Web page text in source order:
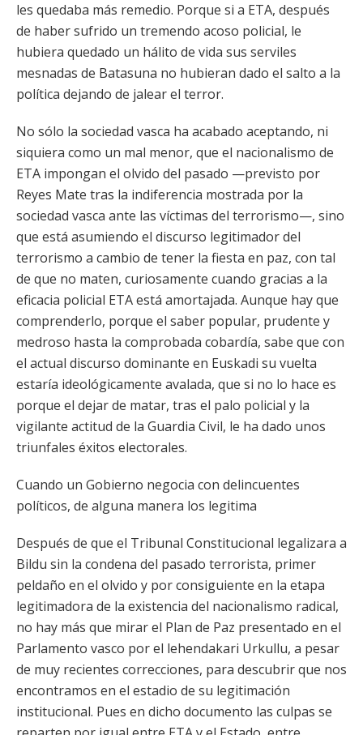
les quedaba más remedio. Porque si a ETA, después
de haber sufrido un tremendo acoso policial, le
hubiera quedado un hálito de vida sus serviles
mesnadas de Batasuna no hubieran dado el salto a la
política dejando de jalear el terror.
No sólo la sociedad vasca ha acabado aceptando, ni
siquiera como un mal menor, que el nacionalismo de
ETA impongan el olvido del pasado —previsto por
Reyes Mate tras la indiferencia mostrada por la
sociedad vasca ante las víctimas del terrorismo—, sino
que está asumiendo el discurso legitimador del
terrorismo a cambio de tener la fiesta en paz, con tal
de que no maten, curiosamente cuando gracias a la
eficacia policial ETA está amortajada. Aunque hay que
comprenderlo, porque el saber popular, prudente y
medroso hasta la comprobada cobardía, sabe que con
el actual discurso dominante en Euskadi su vuelta
estaría ideológicamente avalada, que si no lo hace es
porque el dejar de matar, tras el palo policial y la
vigilante actitud de la Guardia Civil, le ha dado unos
triunfales éxitos electorales.
Cuando un Gobierno negocia con delincuentes
políticos, de alguna manera los legitima
Después de que el Tribunal Constitucional legalizara a
Bildu sin la condena del pasado terrorista, primer
peldaño en el olvido y por consiguiente en la etapa
legitimadora de la existencia del nacionalismo radical,
no hay más que mirar el Plan de Paz presentado en el
Parlamento vasco por el lehendakari Urkullu, a pesar
de muy recientes correcciones, para descubrir que nos
encontramos en el estadio de su legitimación
institucional. Pues en dicho documento las culpas se